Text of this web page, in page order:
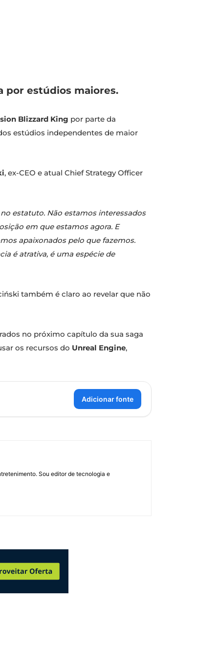
por estúdios maiores.
Blizzard King por parte da
estúdios independentes de maior
, ex-CEO e atual Chief Strategy Officer
estatuto. Não estamos interessados
em que estamos agora. E
apaixonados pelo que fazemos.
é atrativa, é uma espécie de
também é claro ao revelar que não
no próximo capítulo da sua saga
os recursos do Unreal Engine,
Adicionar fonte
Sou editor de tecnologia e